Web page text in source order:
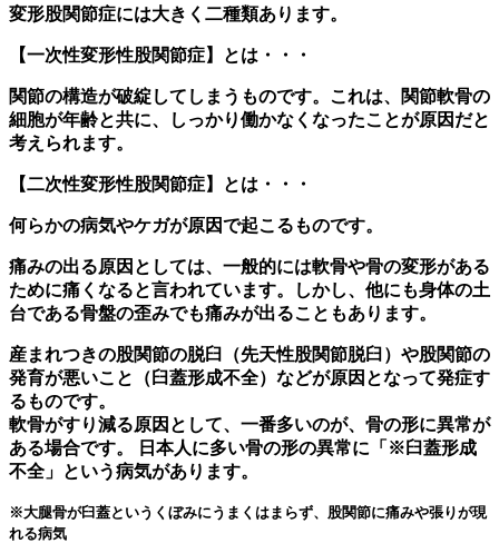
変形股関節症には大きく二種類あります。
【一次性変形性股関節症】とは・・・
関節の構造が破綻してしまうものです。これは、関節軟骨の
細胞が年齢と共に、しっかり働かなくなったことが原因だと
考えられます。
【二次性変形性股関節症】とは・・・
何らかの病気やケガが原因で起こるものです。
痛みの出る原因としては、一般的には軟骨や骨の変形がある
ために痛くなると言われています。しかし、他にも身体の土
台である骨盤の歪みでも痛みが出ることもあります。
産まれつきの股関節の脱臼（先天性股関節脱臼）や股関節の
発育が悪いこと（臼蓋形成不全）などが原因となって発症す
るものです。
軟骨がすり減る原因として、一番多いのが、骨の形に異常が
ある場合です。 日本人に多い骨の形の異常に「※臼蓋形成
不全」という病気があります。
※大腿骨が臼蓋というくぼみにうまくはまらず、股関節に痛みや張りが現
れる病気